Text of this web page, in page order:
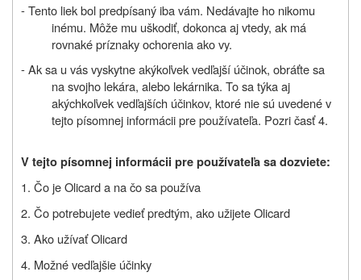
- Tento liek bol predpísaný iba vám. Nedávajte ho nikomu
inému. Môže mu uškodiť, dokonca aj vtedy, ak má
rovnaké príznaky ochorenia ako vy.
- Ak sa u vás vyskytne akýkoľvek vedľajší účinok, obráťte sa
na svojho lekára, alebo lekárnika. To sa týka aj
akýchkoľvek vedľajších účinkov, ktoré nie sú uvedené v
tejto písomnej informácii pre používateľa. Pozri časť 4.
V tejto písomnej informácii pre používateľa sa dozviete:
1. Čo je Olicard a na čo sa používa
2. Čo potrebujete vedieť predtým, ako užijete Olicard
3. Ako užívať Olicard
4. Možné vedľajšie účinky